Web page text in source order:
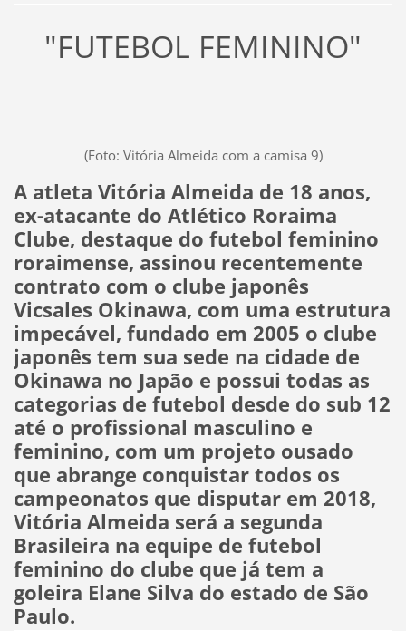
"FUTEBOL FEMININO"
(Foto: Vitória Almeida com a camisa 9)
A atleta Vitória Almeida de 18 anos,
ex-atacante do Atlético Roraima
Clube, destaque do futebol feminino
roraimense, assinou recentemente
contrato com o clube japonês
Vicsales Okinawa, com uma estrutura
impecável, fundado em 2005 o clube
japonês tem sua sede na cidade de
Okinawa no Japão e possui todas as
categorias de futebol desde do sub 12
até o profissional masculino e
feminino, com um projeto ousado
que abrange conquistar todos os
campeonatos que disputar em 2018,
Vitória Almeida será a segunda
Brasileira na equipe de futebol
feminino do clube que já tem a
goleira Elane Silva do estado de São
Paulo.